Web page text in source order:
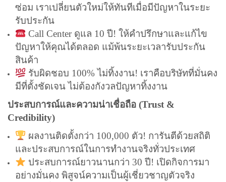
ซ่อม เราเปลี่ยนตัวใหม่ให้ทันทีเมื่อมีปัญหาในระยะ
รับประกัน
Call Center ดูแล 10 ปี! ให้คำปรึกษาและแก้ไข
ปัญหาให้คุณได้ตลอด แม้พ้นระยะเวลารับประกัน
สินค้า
รับผิดชอบ 100% ไม่ทิ้งงาน! เราคือบริษัทที่มั่นคง
มีที่ตั้งชัดเจน ไม่ต้องกังวลปัญหาทิ้งงาน
ประสบการณ์และความน่าเชื่อถือ (Trust &
Credibility)
ผลงานติดตั้งกว่า 100,000 ตัว! การันตีด้วยสถิติ
และประสบการณ์ในการทำงานจริงทั่วประเทศ
ประสบการณ์ยาวนานกว่า 30 ปี! เปิดกิจการมา
อย่างมั่นคง พิสูจน์ความเป็นผู้เชี่ยวชาญตัวจริง